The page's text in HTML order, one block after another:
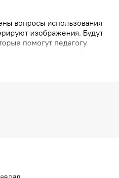
вопросы использования
изображения. Будут
помогут педагогу
позволят ученикам
и уровень подготовки
ИНТ: